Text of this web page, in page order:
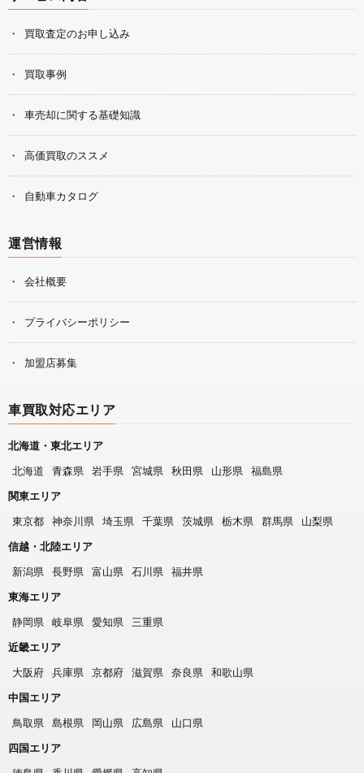
買取査定のお申し込み
買取事例
車売却に関する基礎知識
高価買取のススメ
自動車カタログ
運営情報
会社概要
プライバシーポリシー
加盟店募集
車買取対応エリア
北海道・東北エリア
北海道
青森県 岩手県 宮城県 秋田県 山形県
福島県
関東エリア
東京都
神奈川県 埼玉県 千葉県 茨城県 栃木県 群馬県
山梨県
信越・北陸エリア
新潟県
長野県 富山県 石川県
福井県
東海エリア
静岡県
岐阜県 愛知県
三重県
近畿エリア
大阪府
兵庫県 京都府 滋賀県 奈良県
和歌山県
中国エリア
鳥取県
島根県 岡山県 広島県
山口県
四国エリア